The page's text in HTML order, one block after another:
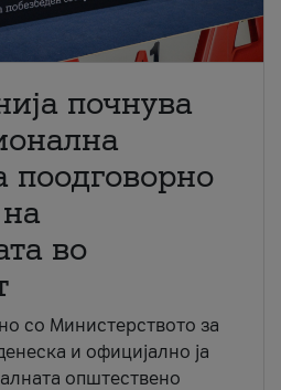
почнува
поодговорно
во
со Министерството за
и официјално ја
општествено